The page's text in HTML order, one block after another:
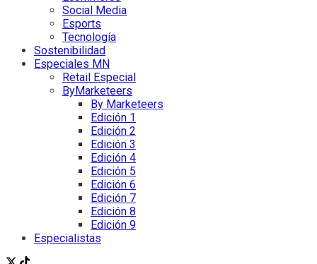
Social Media
Esports
Tecnología
Sostenibilidad
Especiales MN
Retail Especial
ByMarketeers
By Marketeers
Edición 1
Edición 2
Edición 3
Edición 4
Edición 5
Edición 6
Edición 7
Edición 8
Edición 9
Especialistas